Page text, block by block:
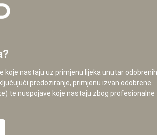
koje nastaju uz primjenu lijeka unutar odobrenih
predoziranje, primjenu izvan odobrene
te nuspojave koje nastaju zbog profesionalne